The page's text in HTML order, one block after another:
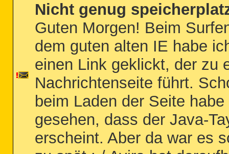
Nicht genug
Guten Morgen! Beim
dem guten alten IE habe
einen Link geklickt, der zu
Nachrichtenseite führt.
beim Laden der Seite habe
gesehen, dass der Java-
erscheint. Aber da war es